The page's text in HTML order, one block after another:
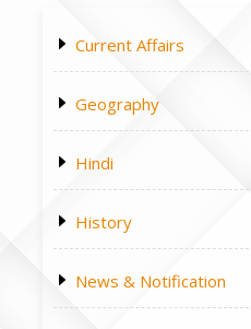
Current Affairs
Geography
Hindi
History
News & Notification